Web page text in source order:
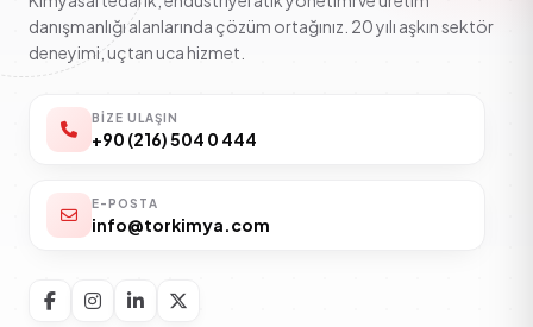
danışmanlığı alanlarında çözüm ortağınız. 20 yılı aşkın sektör
deneyimi, uçtan uca hizmet.
BIZE ULAŞIN
+90 (216) 504 0 444
E-POSTA
info@torkimya.com